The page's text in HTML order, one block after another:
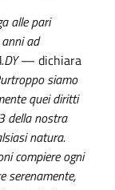
alle pari
ad
— dichiara
siamo
quei diritti
della nostra
natura.
compiere ogni
serenamente,